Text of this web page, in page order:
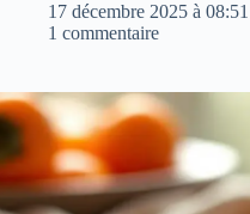
17 décembre 2025 à 08:51
1 commentaire